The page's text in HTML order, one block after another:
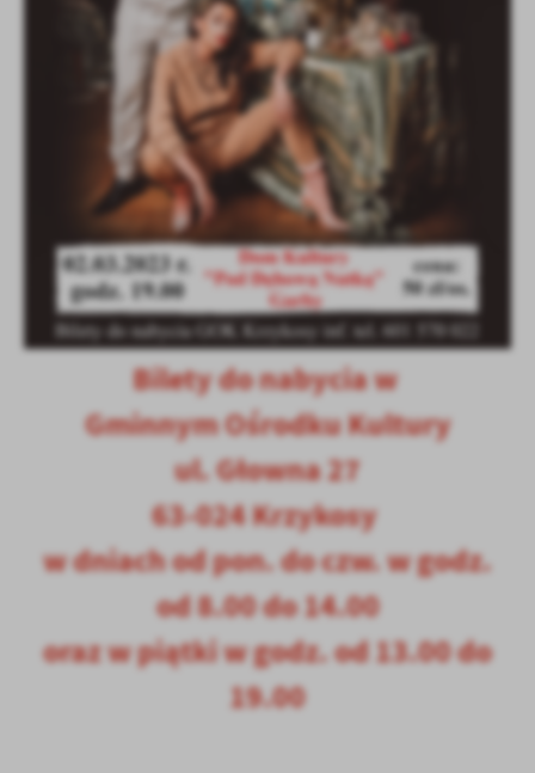
treści w postaci wiadomości, ofert, komunikatów mediów
społecznościowych.
Bilety do nabycia w
Gminnym Ośrodku Kultury
ul. Głowna 27
63-024 Krzykosy
w dniach od pon. do czw. w godz.
od 8.00 do 14.00
oraz w piątki w godz. od 13.00 do
19.00